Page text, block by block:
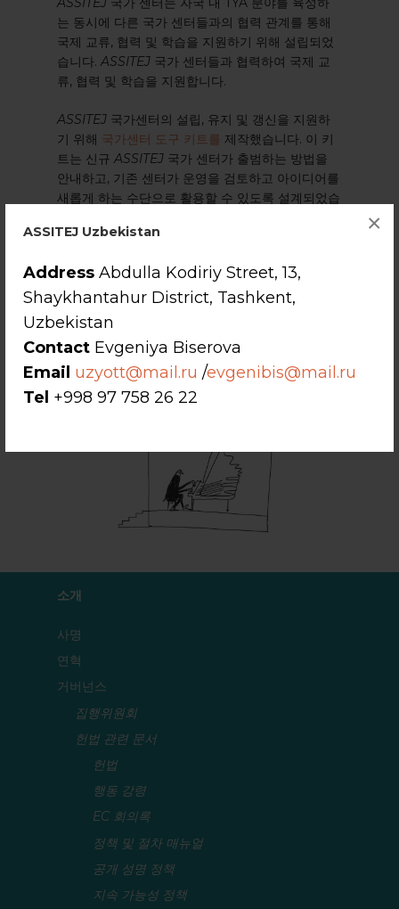
ASSITEJ Uzbekistan
Address Abdulla Kodiriy Street, 13,
Shaykhantahur District, Tashkent,
Uzbekistan
Contact Evgeniya Biserova
Email uzyott@mail.ru /evgenibis@mail.ru
Tel +998 97 758 26 22
×
는 동시에 다른 국가 센터들과의 협력 관계를 통해
국제 교류, 협력 및 학습을 지원하기 위해 설립되었
습니다.ASSITEJ 국가 센터들과 협력하여 국제 교
류, 협력 및 학습을 지원합니다.
ASSITEJ 국가센터의 설립, 유지 및 갱신을 지원하
기 위해 국가센터 도구 키트를 제작했습니다. 이 키
트는 신규ASSITEJ 국가 센터가 출범하는 방법을
안내하고, 기존 센터가 운영을 검토하고 아이디어를
새롭게 하는 수단으로 활용할 수 있도록 설계되었습
소개
사명
연혁
거버넌스
집행위원회
헌법 관련 문서
헌법
행동 강령
EC 회의록
정책 및 절차 매뉴얼
공개 성명 정책
지속 가능성 정책